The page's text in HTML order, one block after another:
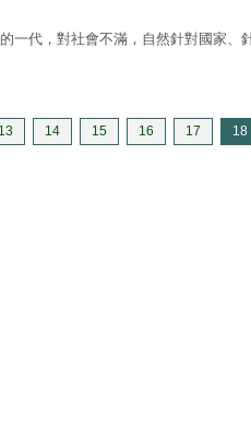
一代，對社會不滿，自然針對國家、
13 14 15 16 17 18